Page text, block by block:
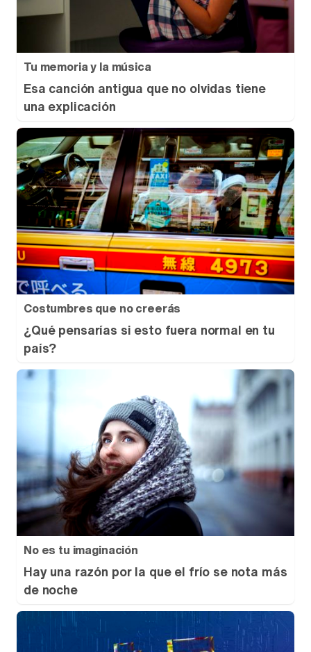
Tu memoria y la música
Esa canción antigua que no olvidas tiene
una explicación
Costumbres que no creerás
¿Qué pensarías si esto fuera normal en tu
país?
No es tu imaginación
Hay una razón por la que el frío se nota más
de noche